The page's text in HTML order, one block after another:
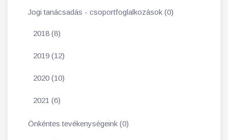
Jogi tanácsadás - csoportfoglalkozások (0)
2018 (8)
2019 (12)
2020 (10)
2021 (6)
Önkéntes tevékenységeink (0)